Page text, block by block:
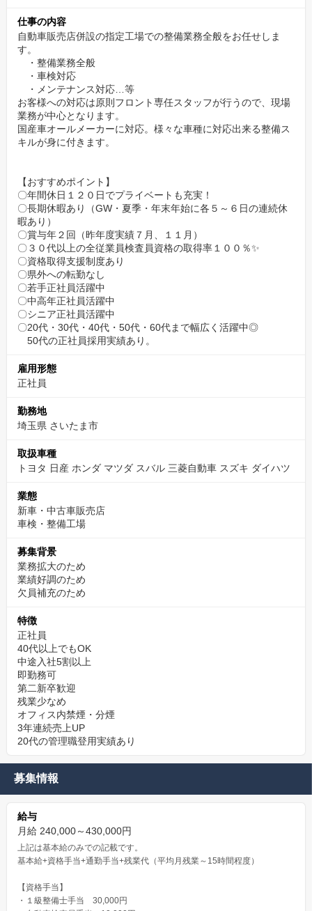
早期予約割引やリピート割引で納得価格をご提供します。
キャリアアップが目指せる資格取得支援
アクセスでは、検査員資格等の国家資格の取得支援を行っていま
す。
通常業務を行いながらもスキルアップを目指せる環境です。
昨年度も２級整備士、検査員資格を取得した社員がいます。
検査員資格・１級整備士資格の取得者には別途資格手当が付きま
プライベートの充実
より良い仕事をするためにはプライベートの充実も必要です。
ご家族の誕生日やお子さんの運動会等の行事、自分の趣味に関わ
る用事がある際は優先でお休みを取れるよう、年間休日を増やし
現在１２０日。月一のシフトを決める際には全員の希望を取り、
それに出来る限り合わせてお休みを決めています。
仕事の内容
自動車販売店併設の指定工場での整備業務全般をお任せしま
す。
・整備業務全般
・車検対応
・メンテナンス対応…等
お客様への対応は原則フロント専任スタッフが行うので、現場
業務が中心となります。
国産車オールメーカーに対応。様々な車種に対応出来る整備ス
キルが身に付きます。
【おすすめポイント】
〇年間休日１２０日でプライベートも充実！
〇長期休暇あり（GW・夏季・年末年始に各５～６日の連続休
暇あり）
〇賞与年２回（昨年度実績７月、１１月）
〇３０代以上の全従業員検査員資格の取得率１００％✨
〇資格取得支援制度あり
〇県外への転勤なし
〇若手正社員活躍中
〇中高年正社員活躍中
〇シニア正社員活躍中
〇20代・30代・40代・50代・60代まで幅広く活躍中◎
50代の正社員採用実績あり。
雇用形態
正社員
勤務地
埼玉県 さいたま市
取扱車種
トヨタ 日産 ホンダ マツダ スバル 三菱自動車 スズキ ダイハツ
業態
新車・中古車販売店
車検・整備工場
募集背景
業務拡大のため
業績好調のため
欠員補充のため
特徴
正社員
40代以上でもOK
中途入社5割以上
即勤務可
第二新卒歓迎
残業少なめ
オフィス内禁煙・分煙
3年連続売上UP
20代の管理職登用実績あり
募集情報
給与
月給 240,000～430,000円
上記は基本給のみでの記載です。
基本給+資格手当+通勤手当+残業代（平均月残業～15時間程度）
【資格手当】
・１級整備士手当 30,000円